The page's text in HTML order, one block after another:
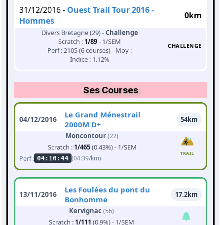
31/12/2016 - Ouest Trail Tour 2016 -
Hommes
0km
Divers Bretagne (29) -Challenge
Scratch : 1/89- 1/SEM
Perf : 2105 (6 courses) - Moy :
Indice : 1.12%
CHALLENGE
Ses Courses
04/12/2016
Le Grand Ménestrail
2000M D+
54km
Moncontour(22)
Scratch : 1/465(0.43%) - 1/SEM
Perf : 04:10:44 (04:39/km)
TRAIL
13/11/2016
Les Foulées du pont du
Bonhomme
17.2km
Kervignac (56)
Scratch : 1/111 (0.9%) - 1/SEM